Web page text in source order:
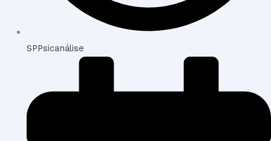
SPPsicanálise